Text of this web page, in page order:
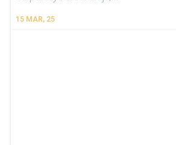
15 MAR, 25